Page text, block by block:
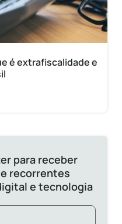
é extrafiscalidade e
para receber
recorrentes
e tecnologia